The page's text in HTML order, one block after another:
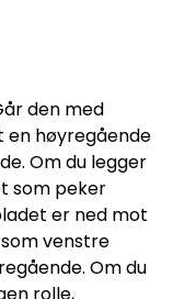
den med
en høyregående
Om du legger
som peker
er ned mot
venstre
Om du
rolle,